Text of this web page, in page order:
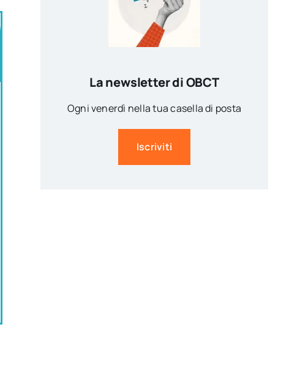
La newsletter di OBCT
Ogni venerdì nella tua casella di posta
Iscriviti